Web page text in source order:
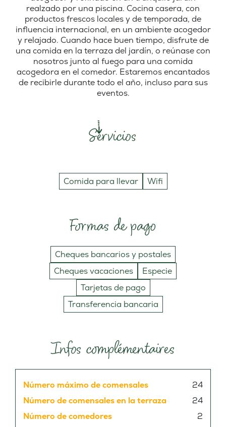
realzado por una piscina. Cocina casera, con
productos frescos locales y de temporada, de
influencia internacional, en un ambiente acogedor
y relajado. Cuando hace buen tiempo, disfrute de
una comida en la terraza del jardín, o reúnase con
nosotros junto al fuego para una comida
acogedora en el comedor. Estaremos encantados
de recibirle durante todo el año, incluso para sus
eventos.
Servicios
Comida para llevar Wifi
Formas de pago
Cheques bancarios y postales
Cheques vacaciones
Especie
Tarjetas de pago
Transferencia bancaria
Infos complémentaires
Número máximo de comensales
24
Número de comensales en la terraza
24
Número de comedores
2